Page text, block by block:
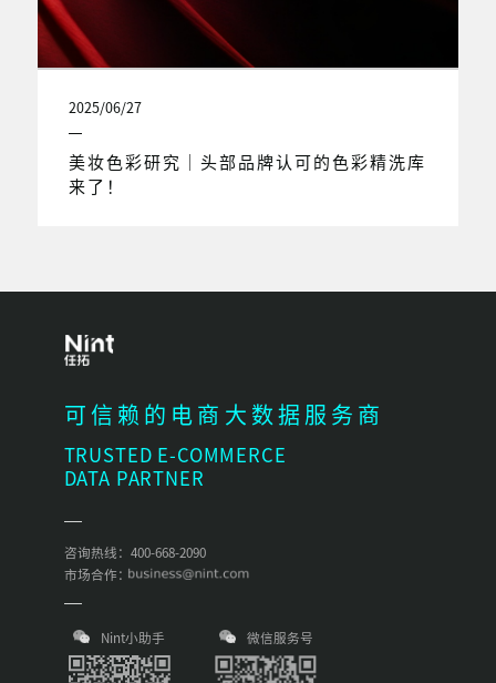
2025/06/27
美妆色彩研究｜头部品牌认可的色彩精洗库
来了！
可信赖的电商大数据服务商
TRUSTED E-COMMERCE
DATA PARTNER
咨询热线：400-668-2090
市场合作：
Nint小助手 微信服务号